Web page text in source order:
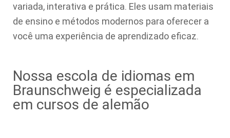
variada, interativa e prática. Eles usam materiais
de ensino e métodos modernos para oferecer a
você uma experiência de aprendizado eficaz.
Nossa escola de idiomas em
Braunschweig é especializada
em cursos de alemão